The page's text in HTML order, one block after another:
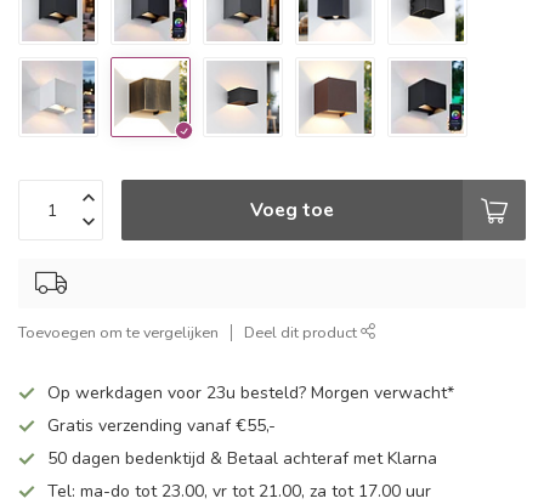
Voeg toe
Toevoegen om te vergelijken Deel dit product
Op werkdagen voor 23u besteld? Morgen verwacht*
Gratis verzending vanaf €55,-
50 dagen bedenktijd & Betaal achteraf met Klarna
Tel: ma-do tot 23.00, vr tot 21.00, za tot 17.00 uur